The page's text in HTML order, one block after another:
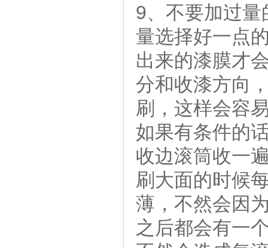
9、不要加过
量选择好一点
出来的漆膜才
分和收漆方向
刷，这样会容
如果有条件的
收边滚筒收一
刷大面的时候
薄，不然会因
之后都会有一